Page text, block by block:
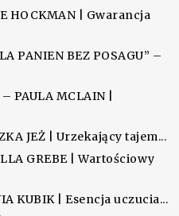
HOCKMAN | Gwarancja
PANIEN BEZ POSAGU” –
PAULA MCLAIN |
JEŻ | Urzekający tajem...
GREBE | Wartościowy
KUBIK | Esencja uczucia...